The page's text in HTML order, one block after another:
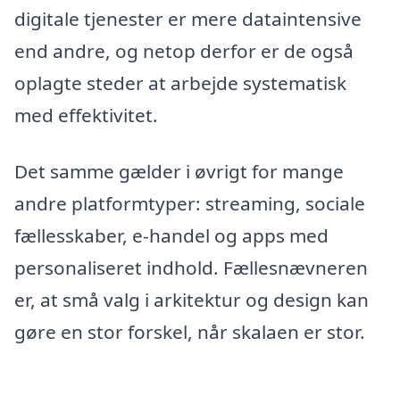
digitale tjenester er mere dataintensive
end andre, og netop derfor er de også
oplagte steder at arbejde systematisk
med effektivitet.
Det samme gælder i øvrigt for mange
andre platformtyper: streaming, sociale
fællesskaber, e-handel og apps med
personaliseret indhold. Fællesnævneren
er, at små valg i arkitektur og design kan
gøre en stor forskel, når skalaen er stor.